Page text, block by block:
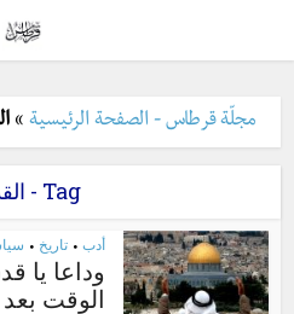
مجلّة قرطاس - الصفحة الرئيسية »
Tag - القدس
أدب • تاريخ •
وداعا يا
الوقت